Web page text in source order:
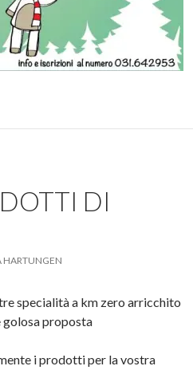
DI
HARTUNGEN
specialità a km zero arricchito
golosa proposta
i prodotti per la vostra